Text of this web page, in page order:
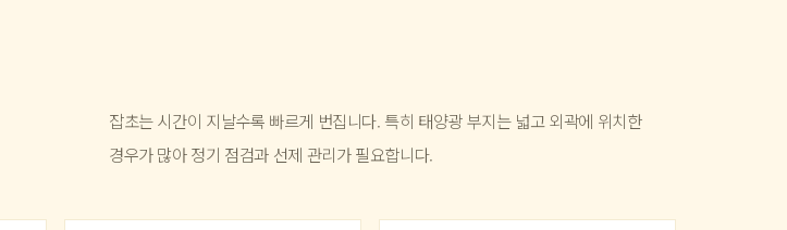
잡초는 시간이 지날수록 빠르게 번집니다. 특히 태양광 부지는 넓고 외곽에 위치한
경우가 많아 정기 점검과 선제 관리가 필요합니다.